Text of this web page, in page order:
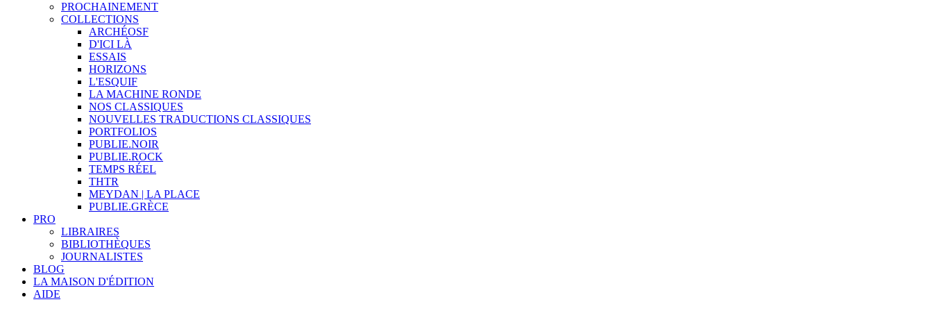
PROCHAINEMENT
COLLECTIONS
ARCHÉOSF
D'ICI LÀ
ESSAIS
HORIZONS
L'ESQUIF
LA MACHINE RONDE
NOS CLASSIQUES
NOUVELLES TRADUCTIONS CLASSIQUES
PORTFOLIOS
PUBLIE.NOIR
PUBLIE.ROCK
TEMPS RÉEL
THTR
MEYDAN | LA PLACE
PUBLIE.GRÈCE
PRO
LIBRAIRES
BIBLIOTHÈQUES
JOURNALISTES
BLOG
LA MAISON D'ÉDITION
AIDE